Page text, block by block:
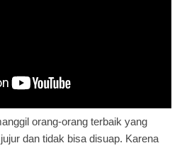
orang-orang terbaik yang
dan tidak bisa disuap. Karena